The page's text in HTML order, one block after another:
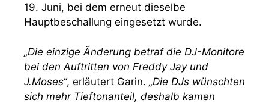
19. Juni, bei dem erneut dieselbe
Hauptbeschallung eingesetzt wurde.
„Die einzige Änderung betraf die DJ-Monitore
bei den Auftritten von Freddy Jay und
J.Moses“, erläutert Garin. „Die DJs wünschten
sich mehr Tieftonanteil, deshalb kamen